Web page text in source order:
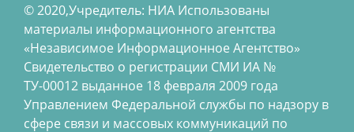
© 2020,Учредитель: НИА Использованы
материалы информационного агентства
«Независимое Информационное Агентство»
Свидетельство о регистрации СМИ ИА №
ТУ-00012 выданное 18 февраля 2009 года
Управлением Федеральной службы по надзору в
сфере связи и массовых коммуникаций по